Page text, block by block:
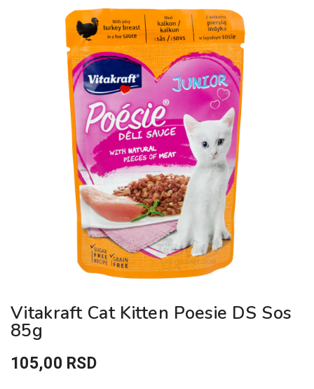
Vitakraft Cat Kitten Poesie DS Sos
85g
105,00 RSD